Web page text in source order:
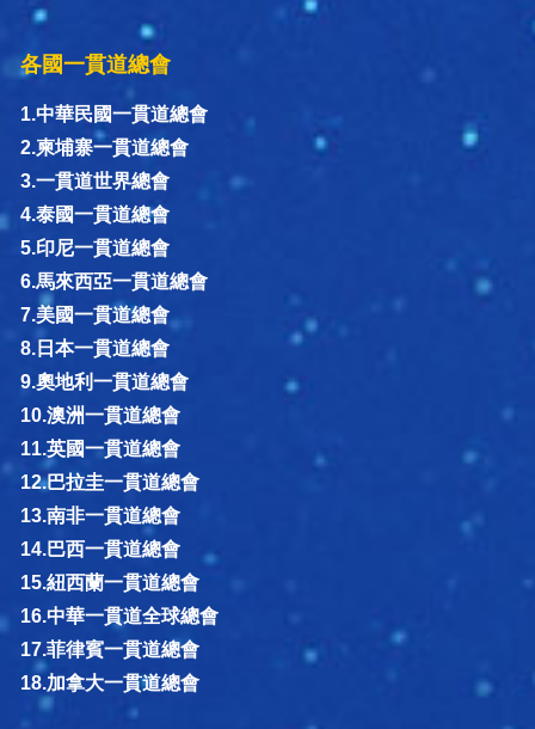
各國一貫道總會
1.中華民國一貫道總會
2.柬埔寨一貫道總會
3.一貫道世界總會
4.泰國一貫道總會
5.印尼一貫道總會
6.馬來西亞一貫道總會
7.美國一貫道總會
8.日本一貫道總會
9.奧地利一貫道總會
10.澳洲一貫道總會
11.英國一貫道總會
12.巴拉圭一貫道總會
13.南非一貫道總會
14.巴西一貫道總會
15.紐西蘭一貫道總會
16.中華一貫道全球總會
17.菲律賓一貫道總會
18.加拿大一貫道總會